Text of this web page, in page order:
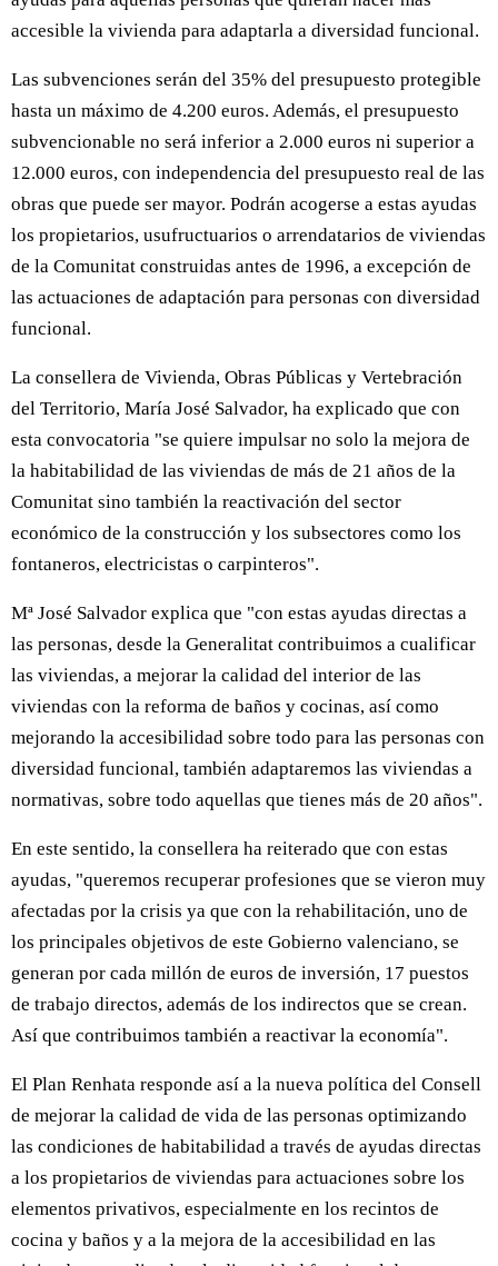
accesible la vivienda para adaptarla a diversidad funcional.
Las subvenciones serán del 35% del presupuesto protegible
hasta un máximo de 4.200 euros. Además, el presupuesto
subvencionable no será inferior a 2.000 euros ni superior a
12.000 euros, con independencia del presupuesto real de las
obras que puede ser mayor. Podrán acogerse a estas ayudas
los propietarios, usufructuarios o arrendatarios de viviendas
de la Comunitat construidas antes de 1996, a excepción de
las actuaciones de adaptación para personas con diversidad
funcional.
La consellera de Vivienda, Obras Públicas y Vertebración
del Territorio, María José Salvador, ha explicado que con
esta convocatoria "se quiere impulsar no solo la mejora de
la habitabilidad de las viviendas de más de 21 años de la
Comunitat sino también la reactivación del sector
económico de la construcción y los subsectores como los
fontaneros, electricistas o carpinteros".
Mª José Salvador explica que "con estas ayudas directas a
las personas, desde la Generalitat contribuimos a cualificar
las viviendas, a mejorar la calidad del interior de las
viviendas con la reforma de baños y cocinas, así como
mejorando la accesibilidad sobre todo para las personas con
diversidad funcional, también adaptaremos las viviendas a
normativas, sobre todo aquellas que tienes más de 20 años".
En este sentido, la consellera ha reiterado que con estas
ayudas, "queremos recuperar profesiones que se vieron muy
afectadas por la crisis ya que con la rehabilitación, uno de
los principales objetivos de este Gobierno valenciano, se
generan por cada millón de euros de inversión, 17 puestos
de trabajo directos, además de los indirectos que se crean.
Así que contribuimos también a reactivar la economía".
El Plan Renhata responde así a la nueva política del Consell
de mejorar la calidad de vida de las personas optimizando
las condiciones de habitabilidad a través de ayudas directas
a los propietarios de viviendas para actuaciones sobre los
elementos privativos, especialmente en los recintos de
cocina y baños y a la mejora de la accesibilidad en las